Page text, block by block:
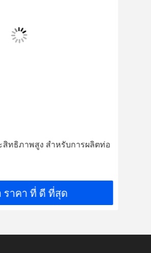
สิทธิภาพสูง สําหรับการผลิตท่อ
ราคา ที่ ดี ที่สุด